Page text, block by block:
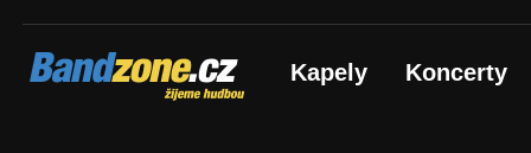
Bandzone.cz
žijeme hudbou Kapely Koncerty